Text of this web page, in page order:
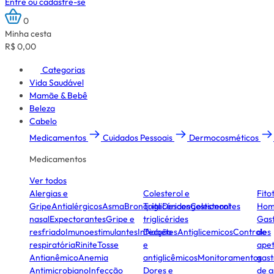
0
Minha cesta
R$ 0,00
Categorias
Vida Saudável
Mamãe & Bebê
Beleza
Cabelo
Medicamentos
Cuidados Pessoais Dermocosméticos
Medicamentos
Ver todos
Alergias e
GripeAntialérgicosAsmaBronquiteDescongestionantes
nasalExpectorantesGripe e
resfriadoImunoestimulantesInfecção
respiratóriaRiniteTosse
AntianêmicoAnemia
AntimicrobianoInfecção
Colesterol e
TriglicéridesColesterol
triglicérides
DiabetesAntiglicemicosControles
e
antiglicêmicosMonitoramentos
Dores e
de
de